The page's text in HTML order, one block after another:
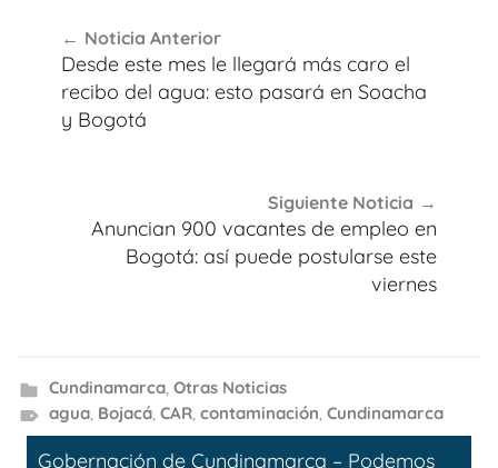
de
entradas
Noticia Anterior
Desde este mes le llegará más caro el
recibo del agua: esto pasará en Soacha
y Bogotá
Siguiente Noticia
Anuncian 900 vacantes de empleo en
Bogotá: así puede postularse este
viernes
Cundinamarca, Otras Noticias
agua, Bojacá, CAR, contaminación, Cundinamarca
Gobernación de Cundinamarca – Podemos